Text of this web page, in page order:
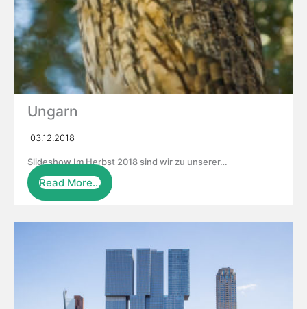
Ungarn
03.12.2018
Slideshow Im Herbst 2018 sind wir zu unserer…
Read More…